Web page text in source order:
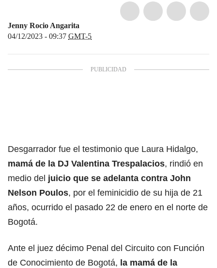
Jenny Rocio Angarita
04/12/2023 - 09:37 GMT-5
Desgarrador fue el testimonio que Laura Hidalgo,
mamá de la DJ Valentina Trespalacios, rindió en
medio del juicio que se adelanta contra John
Nelson Poulos, por el feminicidio de su hija de 21
años, ocurrido el pasado 22 de enero en el norte de
Bogotá.
Ante el juez décimo Penal del Circuito con Función
de Conocimiento de Bogotá, la mamá de la